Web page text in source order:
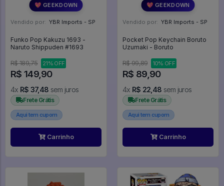
💖 GEEKDOWN
Vendido por: YBR Imports - SP
Funko Pop Kakuzu 1693 -
Naruto Shippuden #1693
R$ 189,75 21% OFF
R$ 149,90
4x R$ 37,48 sem juros
Frete Grátis
Aqui tem cupom
Carrinho
💖 GEEKDOWN
Vendido por: YBR Imports - SP
Pocket Pop Keychain Boruto
Uzumaki - Boruto
R$ 99,89 10% OFF
R$ 89,90
4x R$ 22,48 sem juros
Frete Grátis
Aqui tem cupom
Carrinho